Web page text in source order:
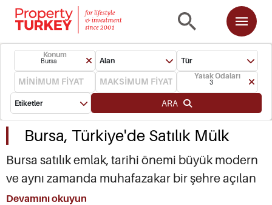
Konum
Bursa Alan
Tür
Yatak Odaları
3
Etiketler ARA
Bursa, Türkiye'de Satılık Mülk
Bursa satılık emlak, tarihi önemi büyük modern
ve aynı zamanda muhafazakar bir şehre açılan
kapınızdır. Bursa gayrimenkulleri özellikle ikinci
Devamını okuyun